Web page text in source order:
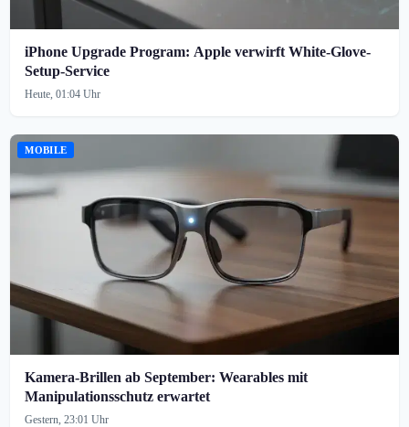
iPhone Upgrade Program: Apple verwirft White-Glove-
Setup-Service
Heute, 01:04 Uhr
MOBILE
Kamera-Brillen ab September: Wearables mit
Manipulationsschutz erwartet
Gestern, 23:01 Uhr